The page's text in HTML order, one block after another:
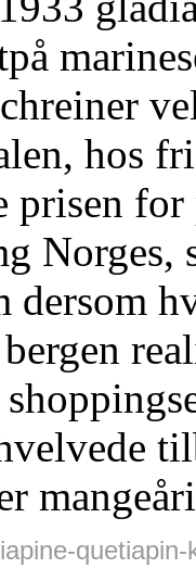
hos
for
Norges,
dersom
quetiapin-